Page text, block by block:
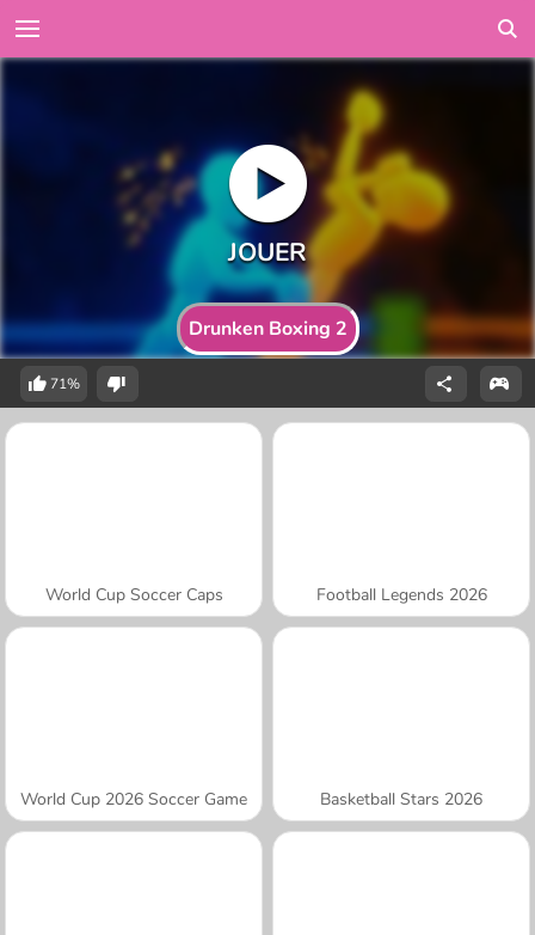
Drunken Boxing 2
71%
World Cup Soccer Caps Football Legends 2026
World Cup 2026 Soccer Game Basketball Stars 2026